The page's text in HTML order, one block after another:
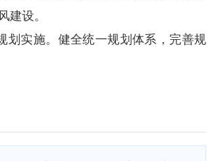
建设。
划实施。健全统一规划体系，完善规